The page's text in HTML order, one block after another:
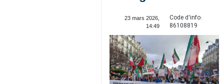
23 mars 2026,
14:49
Code d'info:
86108819